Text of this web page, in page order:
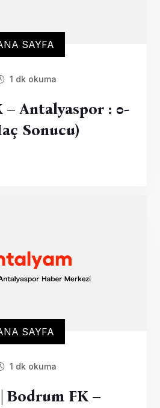
SAYFA
1 dk okuma
– Antalyaspor : 0-
Sonucu)
SAYFA
1 dk okuma
Bodrum FK –